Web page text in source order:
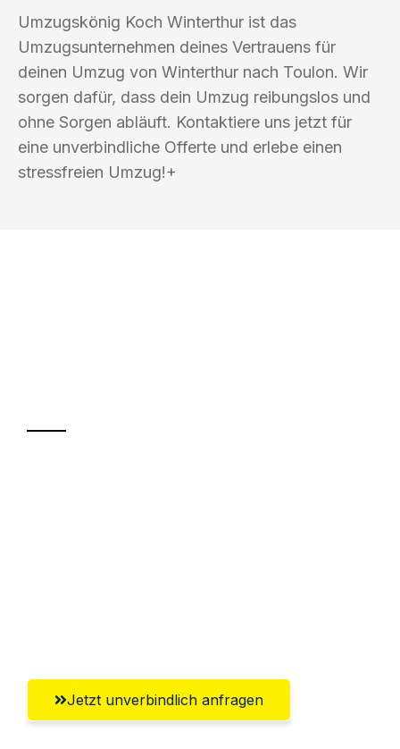
Umzugskönig Koch Winterthur ist das
Umzugsunternehmen deines Vertrauens für
deinen Umzug von Winterthur nach Toulon. Wir
sorgen dafür, dass dein Umzug reibungslos und
ohne Sorgen abläuft. Kontaktiere uns jetzt für
eine unverbindliche Offerte und erlebe einen
stressfreien Umzug!+
Jetzt unverbindlich anfragen